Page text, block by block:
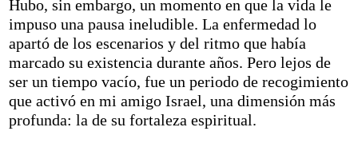
Hubo, sin embargo, un momento en que la vida le
impuso una pausa ineludible. La enfermedad lo
apartó de los escenarios y del ritmo que había
marcado su existencia durante años. Pero lejos de
ser un tiempo vacío, fue un periodo de recogimiento
que activó en mi amigo Israel, una dimensión más
profunda: la de su fortaleza espiritual.